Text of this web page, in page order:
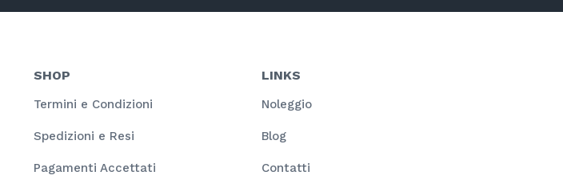
SHOP
Termini e Condizioni
Spedizioni e Resi
Pagamenti Accettati
LINKS
Noleggio
Blog
Contatti